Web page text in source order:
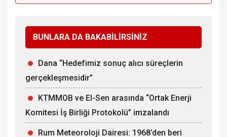
BUNLARA DA BAKABİLİRSİNİZ
Dana “Hedefimiz sonuç alıcı süreçlerin
gerçekleşmesidir”
KTMMOB ve El-Sen arasında “Ortak Enerji
Komitesi İş Birliği Protokolü” imzalandı
Rum Meteoroloji Dairesi: 1968’den beri